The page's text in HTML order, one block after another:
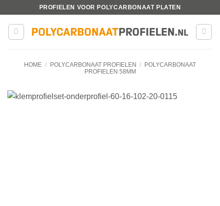
inhoud
PROFIELEN VOOR POLYCARBONAAT PLATEN
HOME / POLYCARBONAAT PROFIELEN /
POLYCARBONAAT
PROFIELEN 58MM